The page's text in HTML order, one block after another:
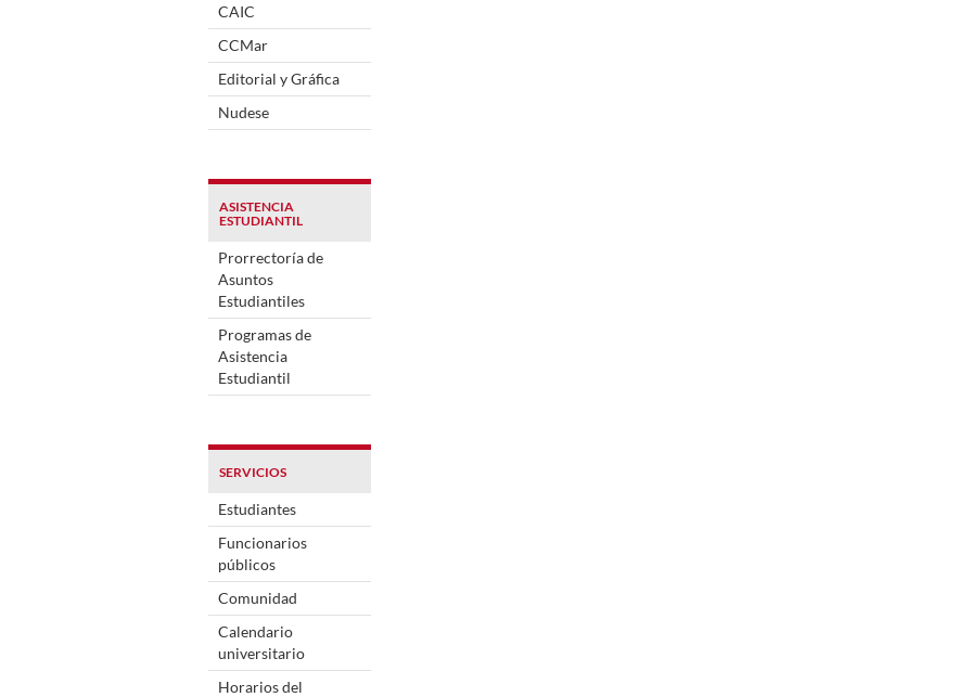
CAIC
CCMar
Editorial y Gráfica
Nudese
ASISTENCIA
ESTUDIANTIL
Prorrectoría de
Asuntos
Estudiantiles
Programas de
Asistencia
Estudiantil
SERVICIOS
Estudiantes
Funcionarios
públicos
Comunidad
Calendario
universitario
Horarios del